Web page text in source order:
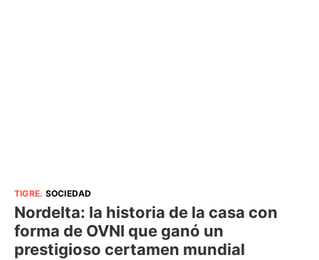
TIGRE. SOCIEDAD
Nordelta: la historia de la casa con
forma de OVNI que ganó un
prestigioso certamen mundial